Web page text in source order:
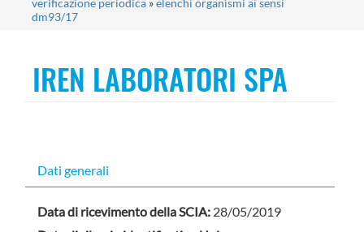
sei
verificazione periodica »elenchi organismi ai sensi
dm93/17
IREN LABORATORI SPA
Dati generali
Data di ricevimento della SCIA: 28/05/2019